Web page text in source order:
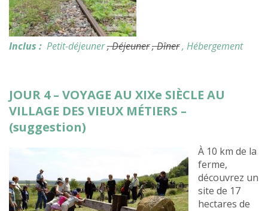
Inclus : Petit-déjeuner, Déjeuner, Dîner, Hébergement
JOUR 4 – VOYAGE AU XIXe SIÈCLE AU
VILLAGE DES VIEUX MÉTIERS –
(suggestion)
À 10 km de la
ferme,
découvrez un
site de 17
hectares de